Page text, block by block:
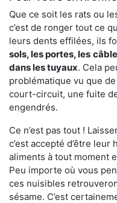
Que ce soit les rats ou
c’est de ronger tout ce
leurs dents effilées, ils
sols, les portes, les
dans les tuyaux. Cela
problématique vu que
court-circuit, une fuite
engendrés.
Ce n’est pas tout !
c’est accepté d’être
aliments à tout moment
Peu importe où vous
ces nuisibles
sésame. C’est